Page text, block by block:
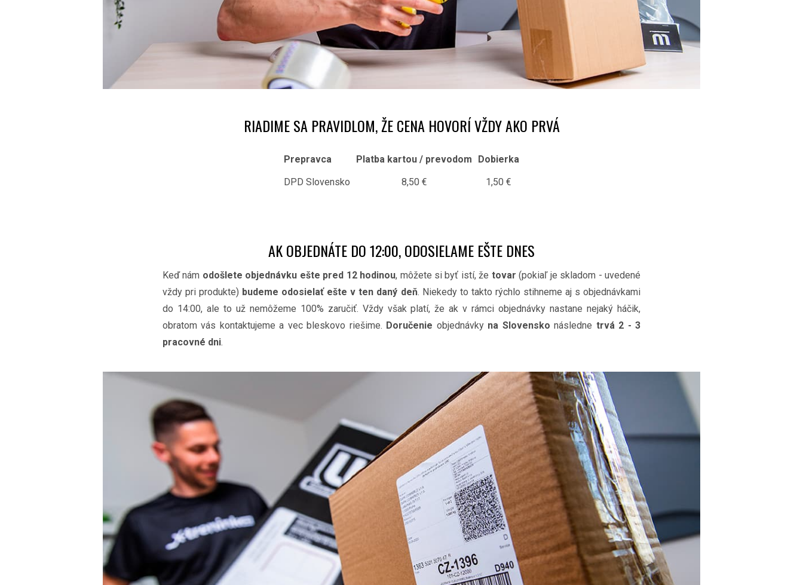
RIADIME SA PRAVIDLOM, ŽE CENA HOVORÍ VŽDY AKO PRVÁ
Prepravca Platba kartou / prevodom
Dobierka
DPD Slovensko
8,50 € 1,50 €
AK OBJEDNÁTE DO 12:00, ODOSIELAME EŠTE DNES
Keď nám odošlete objednávku ešte pred 12 hodinou, môžete si byť istí, že tovar (pokiaľ je skladom - uvedené
vždy pri produkte) budeme odosielať ešte v ten daný deň. Niekedy to takto rýchlo stihneme aj s objednávkami
do 14:00, ale to už nemôžeme 100% zaručiť. Vždy však platí, že ak v rámci objednávky nastane nejaký háčik,
obratom vás kontaktujeme a vec bleskovo riešime. Doručenie objednávky na Slovensko následne trvá 2 - 3
pracovné dni.